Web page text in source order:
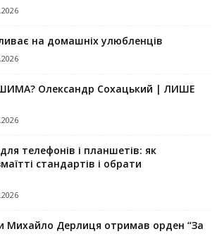
на домашніх улюбленців
Олександр Сохацький | ЛИШЕ
телефонів і планшетів: як
стандартів і обрати
Михайло Дерлиця отримав орден “За